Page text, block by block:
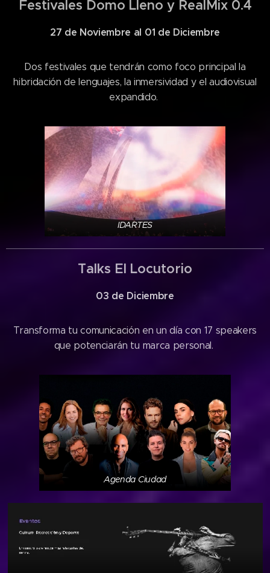
Festivales Domo Lleno y RealMix 0.4
27 de Noviembre al 01 de Diciembre
Dos festivales que tendrán como foco principal la
hibridación de lenguajes, la inmersividad y el audiovisual
expandido.
IDARTES
Talks El Locutorio
03 de Diciembre
Transforma tu comunicación en un día con 17 speakers
que potenciarán tu marca personal.
Agenda Ciudad